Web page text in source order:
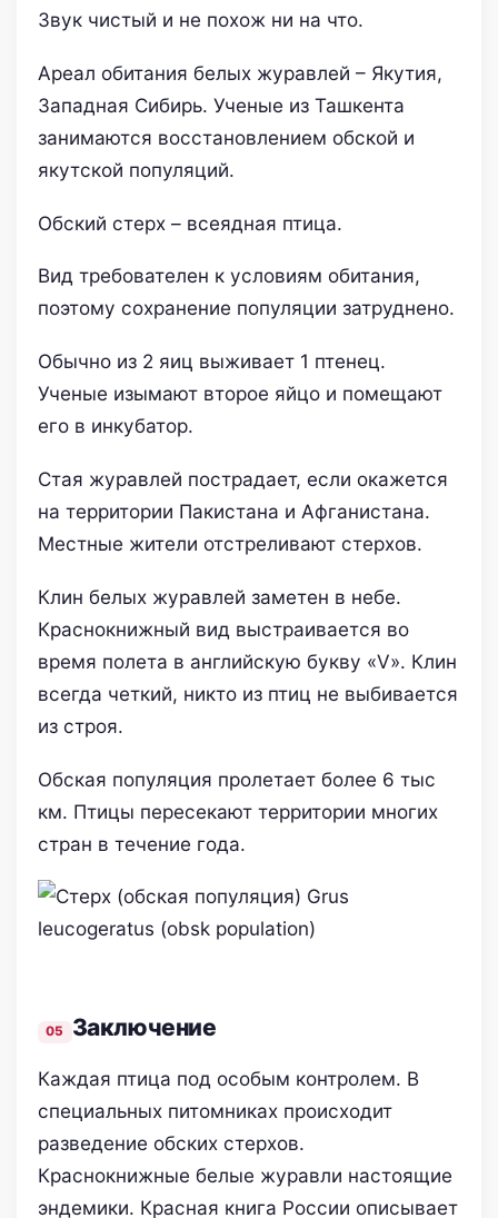
Звук чистый и не похож ни на что.
Ареал обитания белых журавлей – Якутия,
Западная Сибирь. Ученые из Ташкента
занимаются восстановлением обской и
якутской популяций.
Обский стерх – всеядная птица.
Вид требователен к условиям обитания,
поэтому сохранение популяции затруднено.
Обычно из 2 яиц выживает 1 птенец.
Ученые изымают второе яйцо и помещают
его в инкубатор.
Стая журавлей пострадает, если окажется
на территории Пакистана и Афганистана.
Местные жители отстреливают стерхов.
Клин белых журавлей заметен в небе.
Краснокнижный вид выстраивается во
время полета в английскую букву «V». Клин
всегда четкий, никто из птиц не выбивается
из строя.
Обская популяция пролетает более 6 тыс
км. Птицы пересекают территории многих
стран в течение года.
Заключение
Каждая птица под особым контролем. В
специальных питомниках происходит
разведение обских стерхов.
Краснокнижные белые журавли настоящие
эндемики. Красная книга России описывает